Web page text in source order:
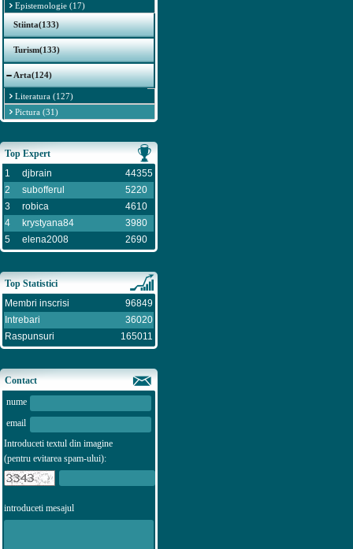
Epistemologie (17)
Stiinta(133)
Turism(133)
Arta(124)
Literatura (127)
Pictura (31)
Top Expert
1
djbrain
44355
2
subofferul
5220
3
robica
4610
4
krystyana84
3980
5
elena2008 2690
Top Statistici
Membri inscrisi
96849
Intrebari
36020
Raspunsuri
165011
Contact
nume
email
Introduceti textul din imagine
(pentru evitarea spam-ului):
introduceti mesajul